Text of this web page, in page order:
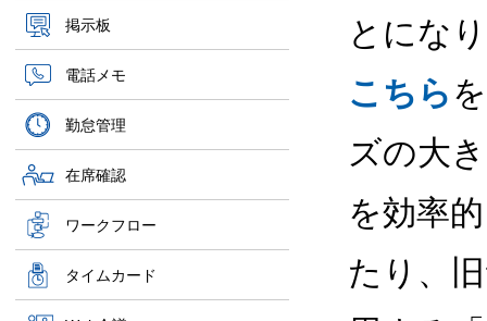
掲示板
電話メモ
勤怠管理
在席確認
ワークフロー
タイムカード
とにな
こちら
ズの大
を効率
たり、